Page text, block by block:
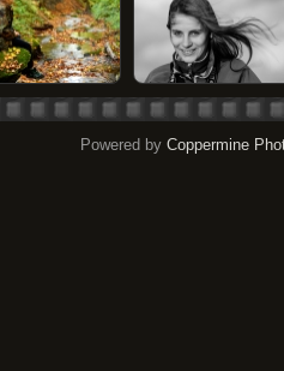
Powered by Coppermine